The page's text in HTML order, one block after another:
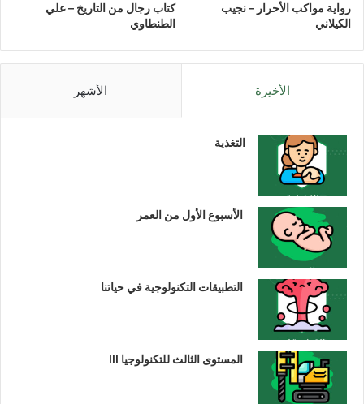
رواية مواكب الأحرار – نجيب
الكيلاني
كتاب رجال من التاريخ – علي
الطنطاوي
الأخيرة الأشهر
التغذية
الأسبوع الأول من العمر
التطبيقات التكنولوجية في حياتنا
المستوى الثالث للتكنولوجيا III